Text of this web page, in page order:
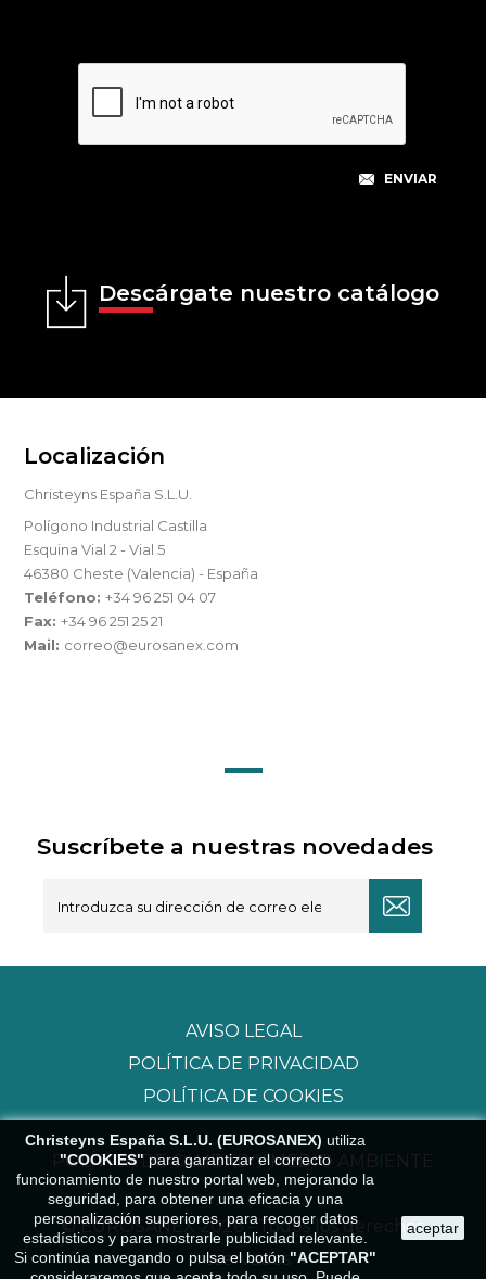
Descárgate nuestro catálogo
Localización
Christeyns España S.L.U.
Polígono Industrial Castilla
Esquina Vial 2 - Vial 5
46380 Cheste (Valencia) - España
Teléfono:+34 96 251 04 07
Fax:+34 96 251 25 21
Mail: correo@eurosanex.com
Suscríbete a nuestras novedades
Christeyns España S.L.U. (EUROSANEX) utiliza
"COOKIES" para garantizar el correcto
funcionamiento de nuestro portal web, mejorando la
seguridad, para obtener una eficacia y una
personalización superiores, para recoger datos
estadísticos y para mostrarle publicidad relevante.
Si continúa navegando o pulsa el botón "ACEPTAR"
aceptar
AVISO LEGAL
POLÍTICA DE PRIVACIDAD
POLÍTICA DE COOKIES
POLÍTICA DE CALIDAD Y MEDIO AMBIENTE
© EUROSANEX 2026 - Todos los derechos
reservados